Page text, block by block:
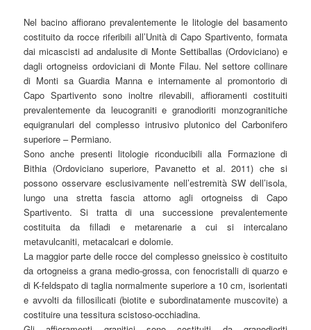
Nel bacino affiorano prevalentemente le litologie del basamento
costituito da rocce riferibili all’Unità di Capo Spartivento, formata
dai micascisti ad andalusite di Monte Settiballas (Ordoviciano) e
dagli ortogneiss ordoviciani di Monte Filau. Nel settore collinare
di Monti sa Guardia Manna e internamente al promontorio di
Capo Spartivento sono inoltre rilevabili, affioramenti costituiti
prevalentemente da leucograniti e granodioriti monzogranitiche
equigranulari del complesso intrusivo plutonico del Carbonifero
superiore – Permiano.
Sono anche presenti litologie riconducibili alla Formazione di
Bithia (Ordoviciano superiore, Pavanetto et al. 2011) che si
possono osservare esclusivamente nell’estremità SW dell’isola,
lungo una stretta fascia attorno agli ortogneiss di Capo
Spartivento. Si tratta di una successione prevalentemente
costituita da filladi e metarenarie a cui si intercalano
metavulcaniti, metacalcari e dolomie.
La maggior parte delle rocce del complesso gneissico è costituito
da ortogneiss a grana medio-grossa, con fenocristalli di quarzo e
di K-feldspato di taglia normalmente superiore a 10 cm, isorientati
e avvolti da fillosilicati (biotite e subordinatamente muscovite) a
costituire una tessitura scistoso-occhiadina.